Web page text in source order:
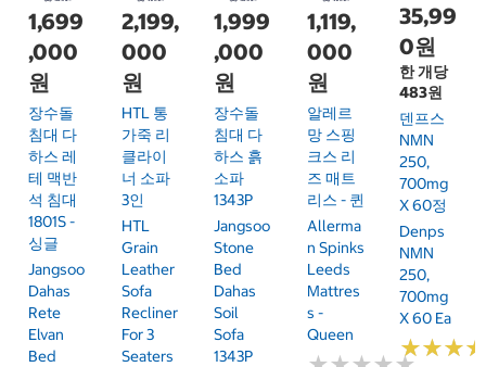
1,699
,000
원
장수돌
침대 다
하스 레
테 맥반
석 침대
1801S -
싱글
Jangsoo
Dahas
Rete
Elvan
Bed
2,199,
000
원
HTL 통
가죽 리
클라이
너 소파
3인
HTL
Grain
Leather
Sofa
Recliner
For 3
Seaters
1,999
,000
원
장수돌
침대 다
하스 흙
소파
1343P
Jangsoo
Stone
Bed
Dahas
Soil
Sofa
1343P
1,119,
000
원
알레르
망 스핑
크스 리
즈 매트
리스 - 퀸
Allerma
N Spinks
Leeds
Mattres
S -
Queen
35,99
0원
한 개당
483원
덴프스
NMN
250,
700mg
X 60정
Denps
NMN
250,
700mg
X 60 Ea
★★★
★★★